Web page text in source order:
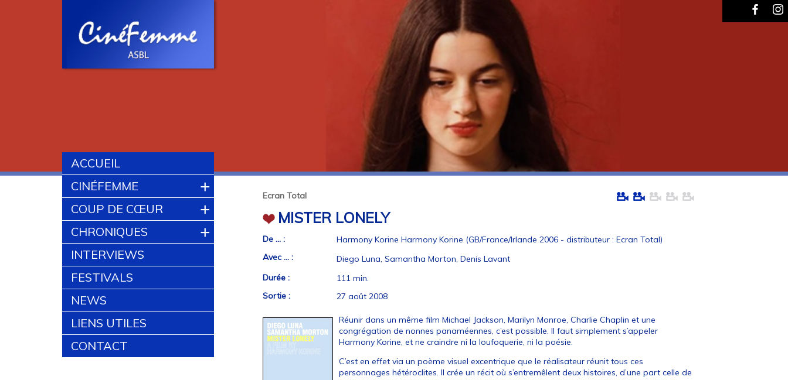
ACCUEIL
CINÉFEMME
+
COUP DE CŒUR +
CHRONIQUES +
INTERVIEWS
FESTIVALS
NEWS
LIENS UTILES
CONTACT
Ecran Total
MISTER LONELY
De ... :
Harmony Korine Harmony Korine (GB/France/Irlande 2006 - distributeur : Ecran Total)
Avec ... :
Diego Luna, Samantha Morton, Denis Lavant
Durée :
111 min.
Sortie :
27 août 2008
Réunir dans un même film Michael Jackson, Marilyn Monroe, Charlie Chaplin et une
congrégation de nonnes panaméennes, c’est possible. Il faut simplement s’appeler
Harmony Korine, et ne craindre ni la loufoquerie, ni la poésie.
C’est en effet via un poème visuel excentrique que le réalisateur réunit tous ces
personnages hétéroclites. Il crée un récit où s’entremêlent deux histoires, d’une part celle de